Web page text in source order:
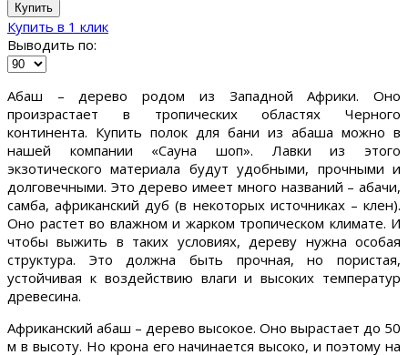
Купить
Купить в 1 клик
Выводить по:
Абаш – дерево родом из Западной Африки. Оно
произрастает в тропических областях Черного
континента. Купить полок для бани из абаша можно в
нашей компании «Сауна шоп». Лавки из этого
экзотического материала будут удобными, прочными и
долговечными. Это дерево имеет много названий – абачи,
самба, африканский дуб (в некоторых источниках – клен).
Оно растет во влажном и жарком тропическом климате. И
чтобы выжить в таких условиях, дереву нужна особая
структура. Это должна быть прочная, но пористая,
устойчивая к воздействию влаги и высоких температур
древесина.
Африканский абаш – дерево высокое. Оно вырастает до 50
м в высоту. Но крона его начинается высоко, и поэтому на